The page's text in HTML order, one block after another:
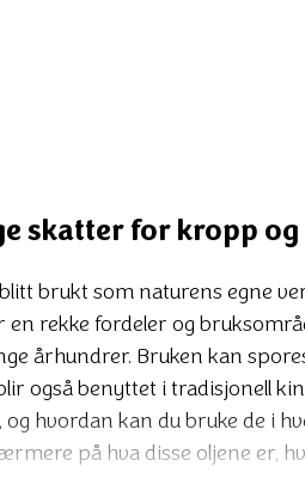
skatter for kropp
brukt som naturens egne
rekke fordeler og
århundrer. Bruken kan
også benyttet i tradisjonell
hvordan kan du bruke de i
på hva disse oljene er,